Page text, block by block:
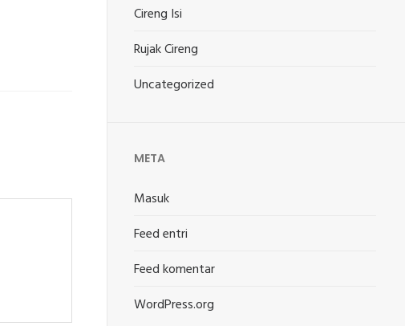
Cireng Isi
Rujak Cireng
Uncategorized
META
Masuk
Feed entri
Feed komentar
WordPress.org